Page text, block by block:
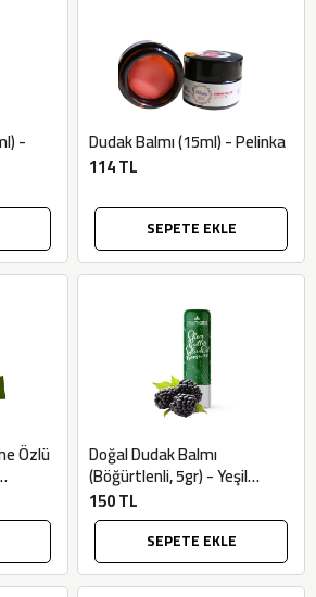
- Dudak Balmı (15ml) - Pelinka
114 TL
SEPETE EKLE
Özlü Doğal Dudak Balmı
(Böğürtlenli, 5gr) - Yeşil
Marka
150 TL
SEPETE EKLE